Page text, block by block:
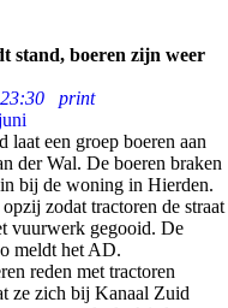
stand, boeren zijn weer
print
laat een groep boeren aan
der Wal. De boeren braken
bij de woning in Hierden.
zodat tractoren de straat
vuurwerk gegooid. De
meldt het AD.
reden met tractoren
ze zich bij Kanaal Zuid